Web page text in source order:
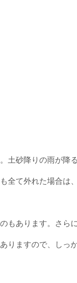
土砂降りの雨が降
全て外れた場合は
あります。さら
ますので、しっ